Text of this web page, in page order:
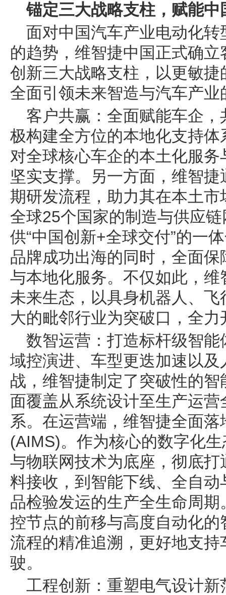
锚定三大战略支柱，赋能
面对中国汽车产业电动化
的趋势，维智捷中国正式确
创新三大战略支柱，以更敏
全面引领未来智造与汽车产
客户共赢：全面赋能车企
极构建全方位的本地化支持
对全球核心车企的本土化服
坚实支撑。另一方面，维智
期研发流程，助力其在本土
全球25个国家的制造与供应
供“中国创新+全球交付”的一
品牌成功出海的同时，全面
与本地化服务。不仅如此，
未来生态，以具身机器人、
大的毗邻行业为突破口，全
数智运营：打造标杆级智
域控演进、车型更迭加速以
战，维智捷制定了突破性的
面覆盖从系统设计至生产运
系。在运营端，维智捷全面
(AIMS)。作为核心的数字化
与物联网技术为底座，彻底
料接收，到智能下线、全自
品检验发运的生产全生命周
控节点的前移与高度自动化
流程的精准追溯，更好地支
驶。
工程创新：重塑电气设计